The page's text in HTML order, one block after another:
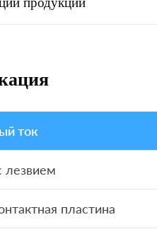
ток
лезвием
пластина